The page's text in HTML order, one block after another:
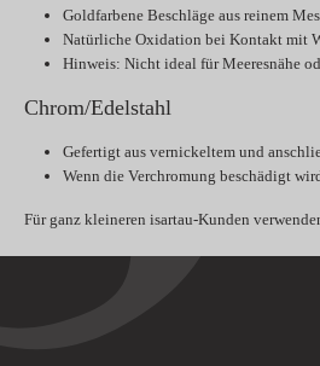
Goldfarbene Beschläge aus reinem
Natürliche Oxidation bei Kontakt mit
Hinweis: Nicht ideal für Meeresnähe
Chrom/Edelstahl
Gefertigt aus vernickeltem und
Wenn die Verchromung beschädigt
Für ganz kleineren isartau-Kunden